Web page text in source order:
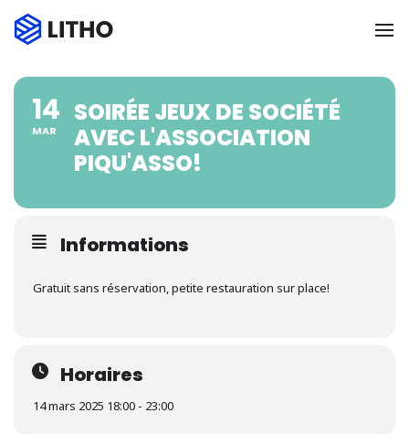
14
MAR
SOIRÉE JEUX DE SOCIÉTÉ
AVEC L'ASSOCIATION
PIQU'ASSO!
Informations
Gratuit sans réservation, petite restauration sur place!
Horaires
14 mars 2025 18:00 - 23:00